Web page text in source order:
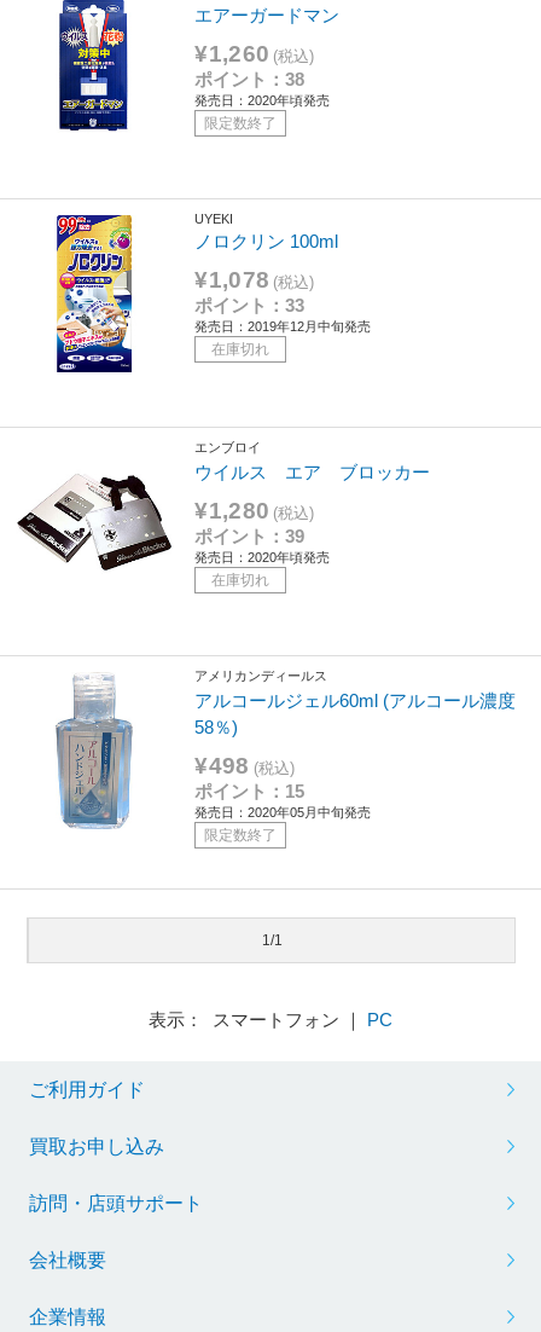
エアーガードマン
¥1,260 (税込)
ポイント：38
発売日：2020年頃発売
限定数終了
UYEKI
ノロクリン 100ml
¥1,078 (税込)
ポイント：33
発売日：2019年12月中旬発売
在庫切れ
エンブロイ
ウイルス エア ブロッカー
¥1,280 (税込)
ポイント：39
発売日：2020年頃発売
在庫切れ
アメリカンディールス
アルコールジェル60ml (アルコール濃度
58％)
¥498 (税込)
ポイント：15
発売日：2020年05月中旬発売
限定数終了
1/1
表示： スマートフォン ｜ PC
ご利用ガイド
買取お申し込み
訪問・店頭サポート
会社概要
企業情報